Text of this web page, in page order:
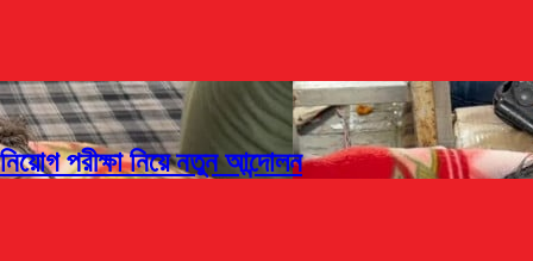
পরীক্ষা নিয়ে নতুন আন্দোলন